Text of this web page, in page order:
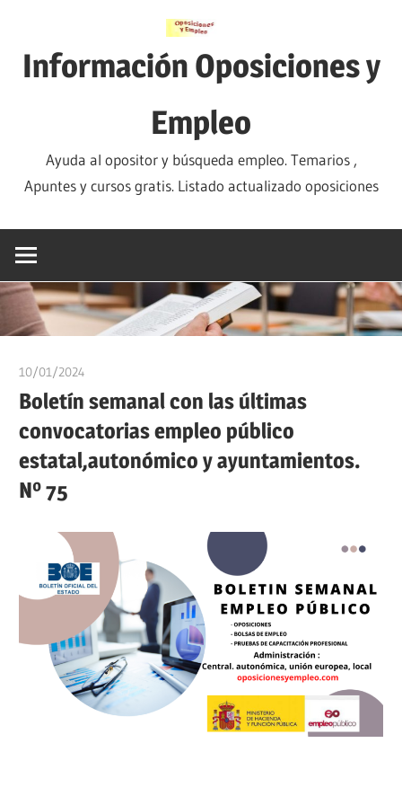
contenido
Información Oposiciones y
Empleo
Ayuda al opositor y búsqueda empleo. Temarios ,
Apuntes y cursos gratis. Listado actualizado oposiciones
10/01/2024
Boletín semanal con las últimas
convocatorias empleo público
estatal,autonómico y ayuntamientos.
Nº 75